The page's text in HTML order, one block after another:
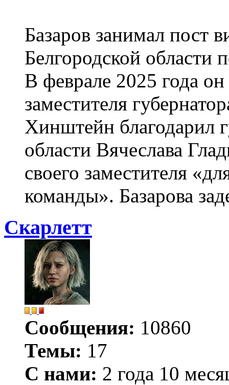
Базаров занимал пост
Белгородской области
В феврале 2025 года
заместителя
Хинштейн благодарил
области Вячеслава
своего заместителя
команды». Базарова
Скарлетт
Сообщения: 10860
Темы: 17
С нами: 2 года 10